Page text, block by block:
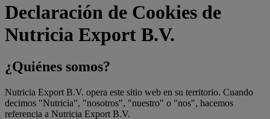
Declaración de Cookies de
Nutricia Export B.V.
¿Quiénes somos?
Nutricia Export B.V. opera este sitio web en su territorio. Cuando
decimos "Nutricia", "nosotros", "nuestro" o "nos", hacemos
referencia a Nutricia Export B.V.